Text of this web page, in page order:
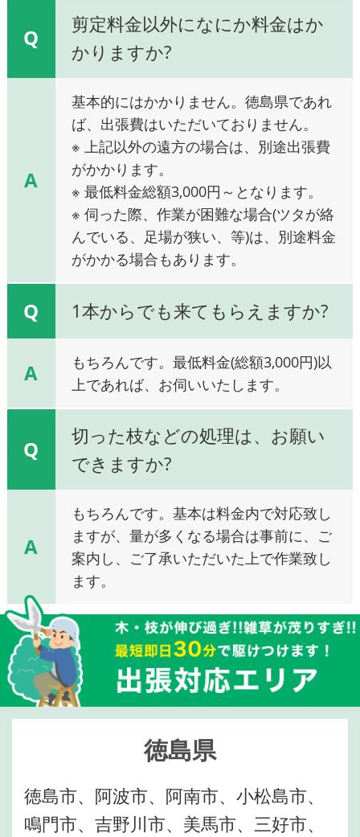
Q
剪定料金以外になにか料金はか
かりますか?
A
基本的にはかかりません。徳島県であれ
ば、出張費はいただいておりません。
※ 上記以外の遠方の場合は、別途出張費
がかかります。
※ 最低料金総額3,000円～となります。
※ 伺った際、作業が困難な場合(ツタが絡
んでいる、足場が狭い、等)は、別途料金
がかかる場合もあります。
Q 1本からでも来てもらえますか?
A
もちろんです。最低料金(総額3,000円)以
上であれば、お伺いいたします。
Q
切った枝などの処理は、お願い
できますか?
A
もちろんです。基本は料金内で対応致し
ますが、量が多くなる場合は事前に、ご
案内し、ご了承いただいた上で作業致し
ます。
徳島県
徳島市、阿波市、阿南市、小松島市、
鳴門市、吉野川市、美馬市、三好市、